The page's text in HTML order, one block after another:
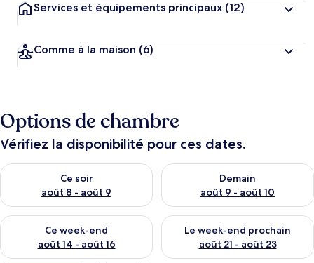
Services et équipements principaux (12)
Comme à la maison (6)
Options de chambre
Vérifiez la disponibilité pour ces dates.
Ce soir
août 8 - août 9
Vérifier la disponibilité pour ce soir août 8 - août 9
Demain
août 9 - août 10
Vérifier la disponibilité pour
Ce week-end
août 14 - août 16
Vérifier la disponibilité pour ce week-end août 14 - août 16
Le week-end prochain
août 21 - août 23
Vérifier la disponibilité pour